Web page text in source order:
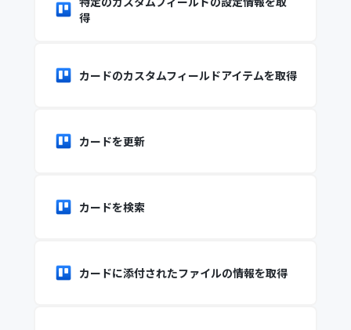
得
カードのカスタムフィールドアイテムを取得
カードを更新
カードを検索
カードに添付されたファイルの情報を取得